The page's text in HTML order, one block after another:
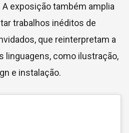
exposição também amplia
trabalhos inéditos de
que reinterpretam a
linguagens, como ilustração,
e instalação.